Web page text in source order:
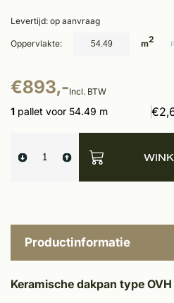
Levertijd: op aanvraag
Oppervlakte: m2
€893,-Incl. BTW
1 pallet voor 54.49 m
Productinformatie
Keramische dakpan type